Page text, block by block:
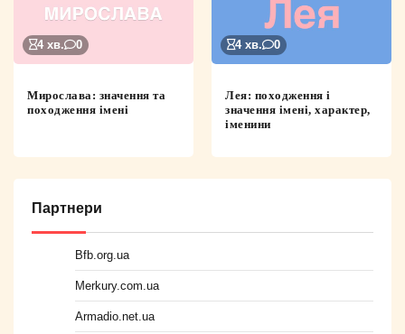
4 хв. 0
Мирослава: значення та
походження імені
4 хв. 0
Лея: походження і
значення імені, характер,
іменини
Партнери
Bfb.org.ua
Merkury.com.ua
Armadio.net.ua